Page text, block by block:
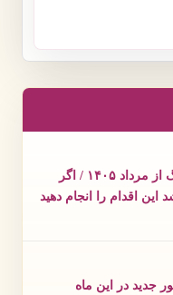
استارت قطع یارانه نقدی و کالابرگ از مرداد ۱۴۰۵ / اگر
این اقدام را انجام دهید
جدید در این ماه